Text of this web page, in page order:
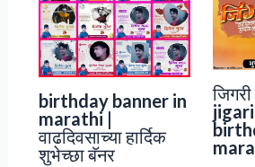
birthday banner in
marathi |
वाढदिवसाच्या हार्दिक
शुभेच्छा बॅनर